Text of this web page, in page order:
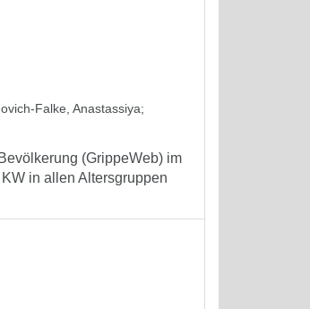
Falke, Anastassiya;
(GrippeWeb) im
in allen Altersgruppen